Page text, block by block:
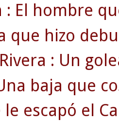
El hombre
que hizo
: Un
baja que
le escapó el